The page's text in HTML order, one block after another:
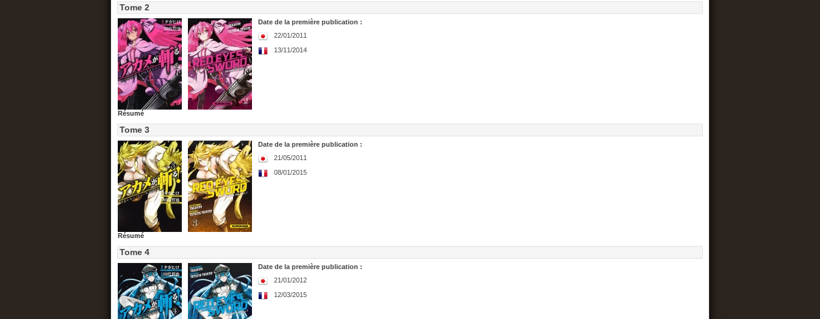
Tome 2
Date de la première publication :
22/01/2011
13/11/2014
Résumé
Tome 3
Date de la première publication :
21/05/2011
08/01/2015
Résumé
Tome 4
Date de la première publication :
21/01/2012
12/03/2015